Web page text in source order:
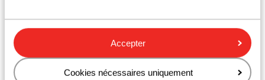
Accepter
Cookies nécessaires uniquement
mètres